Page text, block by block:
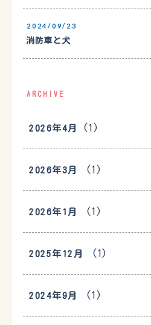
2024/09/23
消防車と犬
ARCHIVE
2026年4月 (1)
2026年3月 (1)
2026年1月 (1)
2025年12月 (1)
2024年9月 (1)